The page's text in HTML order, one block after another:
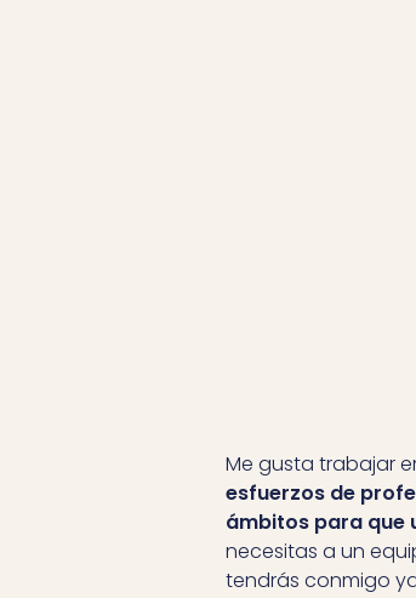
Me gusta trabajar
esfuerzos de
ámbitos para que
necesitas a un
tendrás conmigo